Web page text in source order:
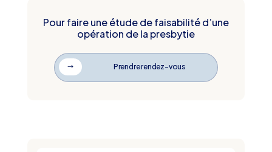
Pour faire une étude de faisabilité d’une
opération de la presbytie
$ Prendre rendez-vous